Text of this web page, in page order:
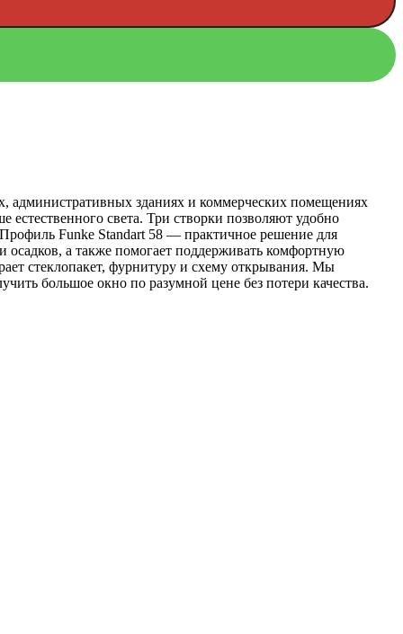
административных зданиях и коммерческих помещениях
света. Три створки позволяют удобно
Funke Standart 58 — практичное решение для
а также помогает поддерживать комфортную
стеклопакет, фурнитуру и схему открывания. Мы
большое окно по разумной цене без потери качества.